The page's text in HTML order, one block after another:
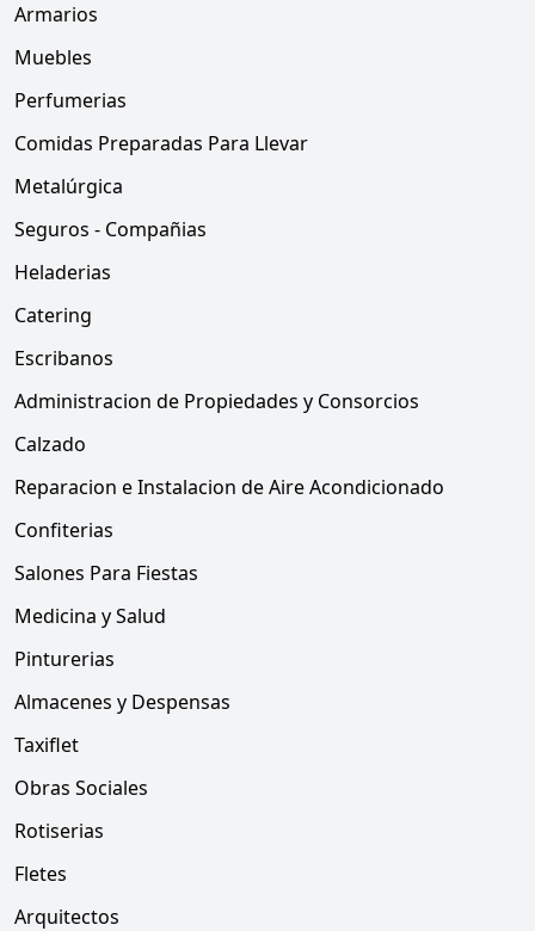
Armarios
Muebles
Perfumerias
Comidas Preparadas Para Llevar
Metalúrgica
Seguros - Compañias
Heladerias
Catering
Escribanos
Administracion de Propiedades y Consorcios
Calzado
Reparacion e Instalacion de Aire Acondicionado
Confiterias
Salones Para Fiestas
Medicina y Salud
Pinturerias
Almacenes y Despensas
Taxiflet
Obras Sociales
Rotiserias
Fletes
Arquitectos